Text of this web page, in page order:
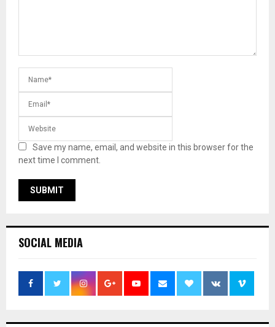
Save my name, email, and website in this browser for the
next time I comment.
SOCIAL MEDIA